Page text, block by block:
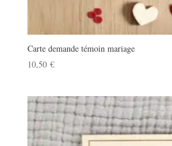
Carte demande témoin mariage
10,50 €